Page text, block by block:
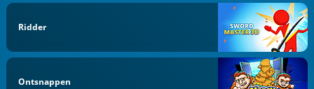
Ridder
Ontsnappen